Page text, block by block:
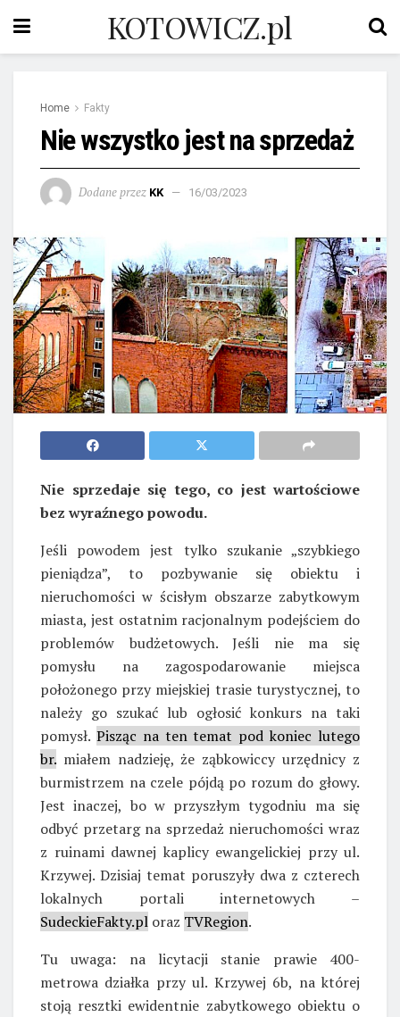
KOTOWICZ.pl
Home Fakty
Nie wszystko jest na sprzedaż
Dodane przez KK 16/03/2023
Nie sprzedaje się tego, co jest wartościowe
bez wyraźnego powodu.
Jeśli powodem jest tylko szukanie „szybkiego
pieniądza”, to pozbywanie się obiektu i
nieruchomości w ścisłym obszarze zabytkowym
miasta, jest ostatnim racjonalnym podejściem do
problemów budżetowych. Jeśli nie ma się
pomysłu na zagospodarowanie miejsca
położonego przy miejskiej trasie turystycznej, to
należy go szukać lub ogłosić konkurs na taki
pomysł. Pisząc na ten temat pod koniec lutego
br. miałem nadzieję, że ząbkowiccy urzędnicy z
burmistrzem na czele pójdą po rozum do głowy.
Jest inaczej, bo w przyszłym tygodniu ma się
odbyć przetarg na sprzedaż nieruchomości wraz
z ruinami dawnej kaplicy ewangelickiej przy ul.
Krzywej. Dzisiaj temat poruszyły dwa z czterech
lokalnych portali internetowych –
SudeckieFakty.pl oraz TVRegion.
Tu uwaga: na licytacji stanie prawie 400-
metrowa działka przy ul. Krzywej 6b, na której
stoją resztki ewidentnie zabytkowego obiektu o